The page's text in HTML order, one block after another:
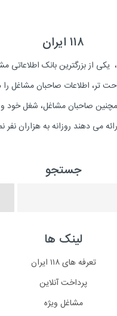
۱۱۸ ایران
ایران، یکی از بزرگترین بانک
تر، اطلاعات صاحبان مشاغل را
همچنین صاحبان مشاغل، شغل خود
می دهند روزانه به هزاران نفر
جستجو
لینک ها
تعرفه های ۱۱۸ ایران
پرداخت آنلاین
مشاغل ویژه